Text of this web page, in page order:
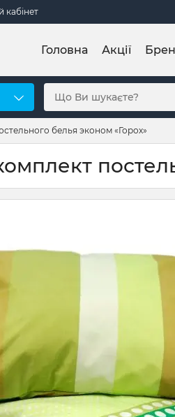
кабінет
Головна Акції
белья эконом «Горох»